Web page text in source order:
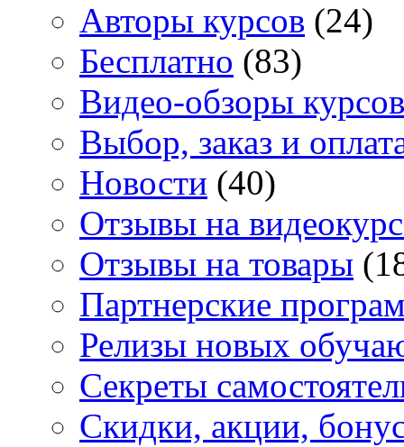
Авторы курсов (24)
Бесплатно (83)
Видео-обзоры курсов
Выбор, заказ и
Новости (40)
Отзывы на
Отзывы на товары
Партнерские
Релизы новых
Секреты
Скидки, акции,